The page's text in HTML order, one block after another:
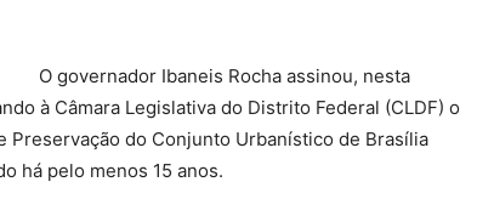
O governador Ibaneis Rocha assinou, nesta
à Câmara Legislativa do Distrito Federal (CLDF) o
Preservação do Conjunto Urbanístico de Brasília
há pelo menos 15 anos.